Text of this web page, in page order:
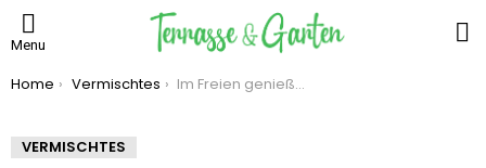
Menu
You are here:
Home Vermischtes Im Freien genießen: Die perfekte Terrassenüberdachung für jede Jahreszeit
VERMISCHTES